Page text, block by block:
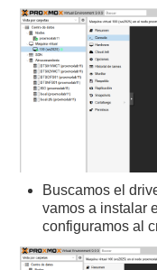
Buscamos el
vamos a instalar
configuramos al